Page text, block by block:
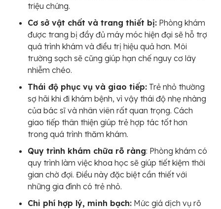
triệu chứng.
Cơ sở vật chất và trang thiết bị: Phòng khám
được trang bị đầy đủ máy móc hiện đại sẽ hỗ trợ
quá trình khám và điều trị hiệu quả hơn. Môi
trường sạch sẽ cũng giúp hạn chế nguy cơ lây
nhiễm chéo.
Thái độ phục vụ và giao tiếp: Trẻ nhỏ thường
sợ hãi khi đi khám bệnh, vì vậy thái độ nhẹ nhàng
của bác sĩ và nhân viên rất quan trọng. Cách
giao tiếp thân thiện giúp trẻ hợp tác tốt hơn
trong quá trình thăm khám.
Quy trình khám chữa rõ ràng: Phòng khám có
quy trình làm việc khoa học sẽ giúp tiết kiệm thời
gian chờ đợi. Điều này đặc biệt cần thiết với
những gia đình có trẻ nhỏ.
Chi phí hợp lý, minh bạch: Mức giá dịch vụ rõ